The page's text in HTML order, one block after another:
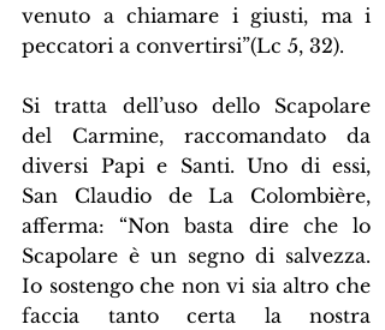
venuto a chiamare i giusti, ma i
peccatori a convertirsi”(Lc 5, 32).
Si tratta dell’uso dello Scapolare
del Carmine, raccomandato da
diversi Papi e Santi. Uno di essi,
San Claudio de La Colombière,
afferma: “Non basta dire che lo
Scapolare è un segno di salvezza.
Io sostengo che non vi sia altro che
faccia tanto certa la nostra